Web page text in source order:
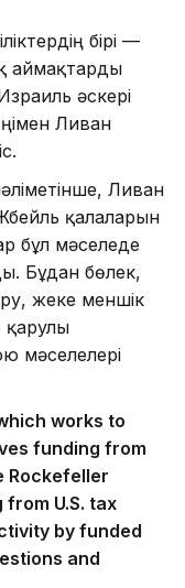
бірі —
аймақтарды
әскері
Ливан
Ливан
қалаларын
бұл мәселеде
Бұдан бөлек,
жеке меншік
мәселелері
works to
funding from
Rockefeller
U.S. tax
by funded
and